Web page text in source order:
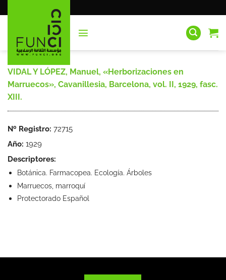
al
VIDAL Y LÓPEZ, Manuel, «Herborizaciones en
Marruecos», Cavanillesia, Barcelona, vol. II, 1929, fasc.
XIII.
Nº Registro: 72715
Año: 1929
Descriptores:
Botánica. Farmacopea. Ecología. Árboles
Marruecos, marroquí
Protectorado Español